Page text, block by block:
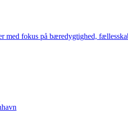
fokus på bæredygtighed,